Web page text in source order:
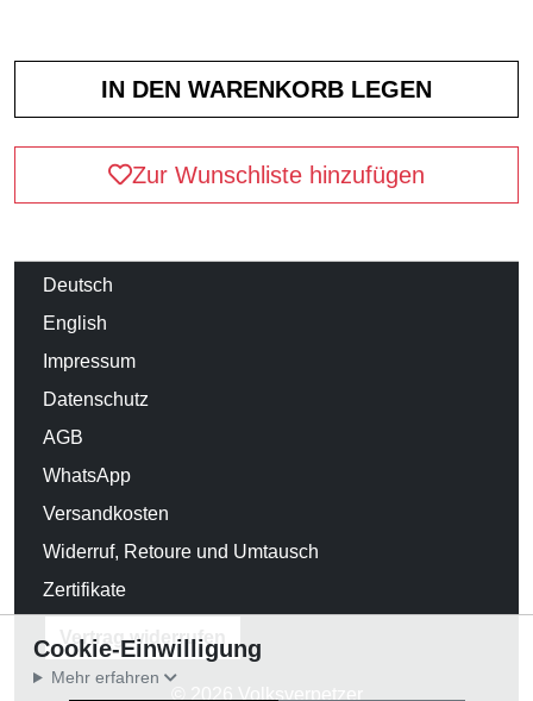
Zur Wunschliste hinzufügen
Deutsch
English
Impressum
Datenschutz
AGB
WhatsApp
Versandkosten
Widerruf, Retoure und Umtausch
Zertifikate
Vertrag widerrufen
© 2026 Volksverpetzer
Cookie-Einwilligung
Mehr erfahren